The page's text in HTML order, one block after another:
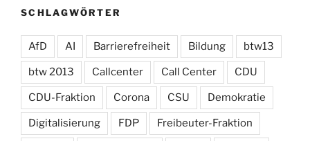
SCHLAGWÖRTER
AfD AI Barrierefreiheit Bildung btw13
btw 2013 Callcenter Call Center CDU
CDU-Fraktion Corona CSU Demokratie
Digitalisierung FDP Freibeuter-Fraktion